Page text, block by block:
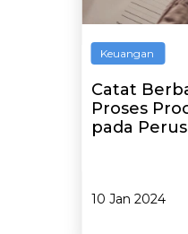
Keuangan
Catat
Proses
pada
10 Jan 2024